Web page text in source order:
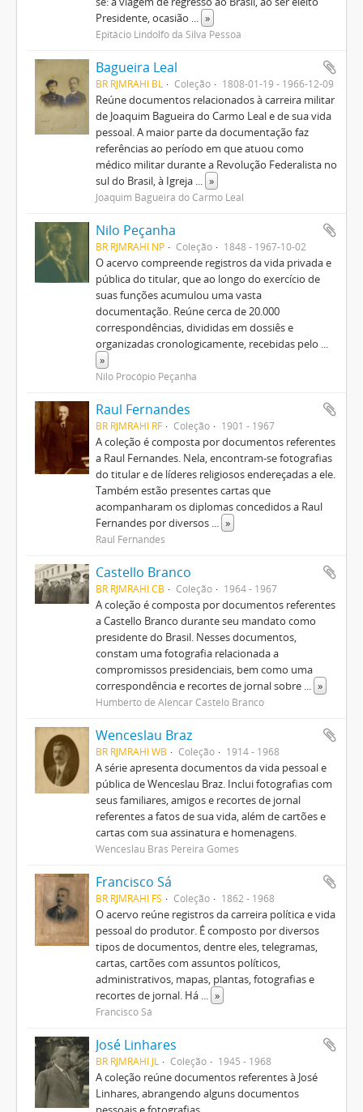
Presidente, ocasião ... »
Epitácio Lindolfo da Silva Pessoa
Bagueira Leal
BR RJMRAHI BL Coleção 1808-01-19 - 1966-12-09
Reúne documentos relacionados à carreira militar
de Joaquim Bagueira do Carmo Leal e de sua vida
pessoal. A maior parte da documentação faz
referências ao período em que atuou como
médico militar durante a Revolução Federalista no
sul do Brasil, à Igreja ... »
Joaquim Bagueira do Carmo Leal
Nilo Peçanha
BR RJMRAHI NP Coleção 1848 - 1967-10-02
O acervo compreende registros da vida privada e
pública do titular, que ao longo do exercício de
suas funções acumulou uma vasta
documentação. Reúne cerca de 20.000
correspondências, divididas em dossiês e
organizadas cronologicamente, recebidas pelo ...
»
Nilo Procópio Peçanha
Raul Fernandes
BR RJMRAHI RF Coleção 1901 - 1967
A coleção é composta por documentos referentes
a Raul Fernandes. Nela, encontram-se fotografias
do titular e de líderes religiosos endereçadas a ele.
Também estão presentes cartas que
acompanharam os diplomas concedidos a Raul
Fernandes por diversos ... »
Raul Fernandes
Castello Branco
BR RJMRAHI CB Coleção 1964 - 1967
A coleção é composta por documentos referentes
a Castello Branco durante seu mandato como
presidente do Brasil. Nesses documentos,
constam uma fotografia relacionada a
compromissos presidenciais, bem como uma
correspondência e recortes de jornal sobre ... »
Humberto de Alencar Castelo Branco
Wenceslau Braz
BR RJMRAHI WB Coleção 1914 - 1968
A série apresenta documentos da vida pessoal e
pública de Wenceslau Braz. Inclui fotografias com
seus familiares, amigos e recortes de jornal
referentes a fatos de sua vida, além de cartões e
cartas com sua assinatura e homenagens.
Wenceslau Brás Pereira Gomes
Francisco Sá
BR RJMRAHI FS Coleção 1862 - 1968
O acervo reúne registros da carreira política e vida
pessoal do produtor. É composto por diversos
tipos de documentos, dentre eles, telegramas,
cartas, cartões com assuntos políticos,
administrativos, mapas, plantas, fotografias e
recortes de jornal. Há ... »
Francisco Sá
José Linhares
BR RJMRAHI JL Coleção 1945 - 1968
A coleção reúne documentos referentes à José
Linhares, abrangendo alguns documentos